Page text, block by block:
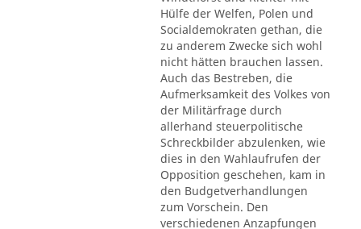
Hülfe der Welfen, Polen und
Socialdemokraten gethan, die
zu anderem Zwecke sich wohl
nicht hätten brauchen lassen.
Auch das Bestreben, die
Aufmerksamkeit des Volkes von
der Militärfrage durch
allerhand steuerpolitische
Schreckbilder abzulenken, wie
dies in den Wahlaufrufen der
Opposition geschehen, kam in
den Budgetverhandlungen
zum Vorschein. Den
verschiedenen Anzapfungen